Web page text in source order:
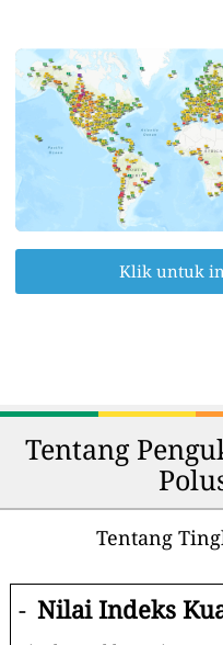
Klik untuk
Tentang
Tentang
- Nilai Indeks